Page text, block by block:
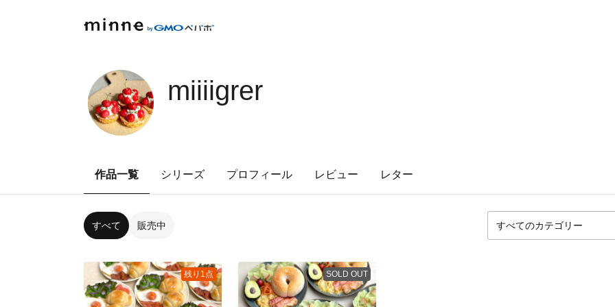
miiiigrer
作品一覧 シリーズ プロフィール レビュー レター
すべて 販売中
残り1点 SOLD OUT